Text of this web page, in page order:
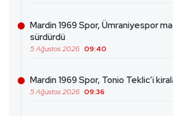
Mardin 1969 Spor, Ümraniyespor
sürdürdü
5 Ağustos 2026 09:40
Mardin 1969 Spor, Tonio Teklic’i
5 Ağustos 2026 09:36